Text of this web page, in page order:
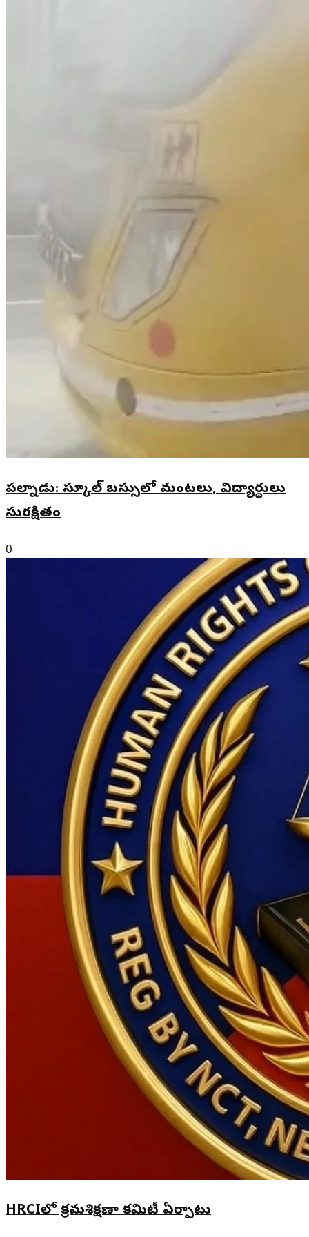
పల్నాడు: స్కూల్ బస్సులో మంటలు, విద్యార్థులు
సురక్షితం
0
HRCIలో క్రమశిక్షణా కమిటీ ఏర్పాటు